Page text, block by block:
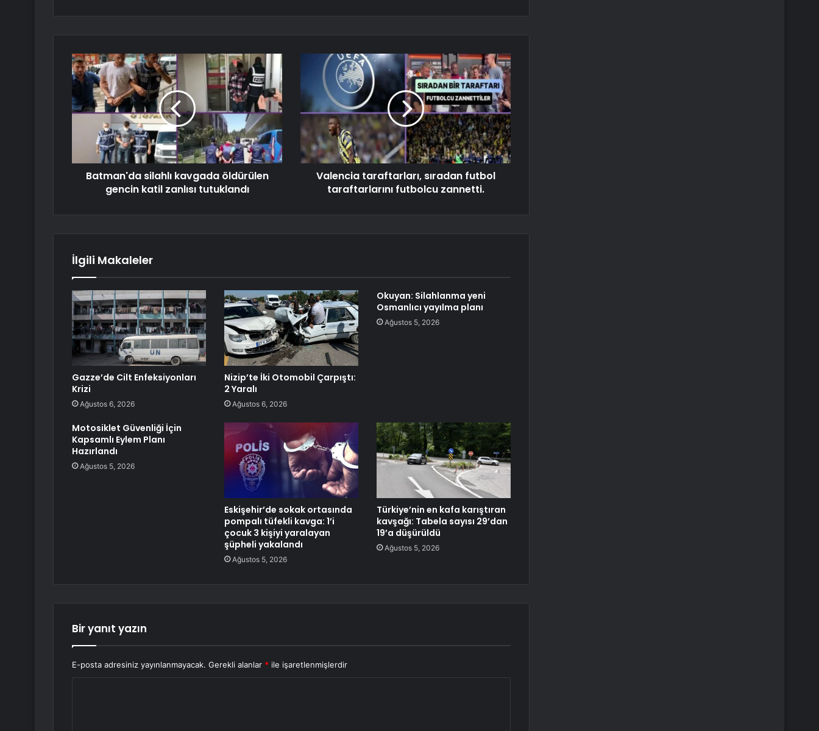
Batman'da silahlı kavgada öldürülen
gencin katil zanlısı tutuklandı
Valencia taraftarları, sıradan futbol
taraftarlarını futbolcu zannetti.
İlgili Makaleler
Gazze’de Cilt Enfeksiyonları
Krizi
Ağustos 6, 2026
Nizip’te İki Otomobil Çarpıştı:
2 Yaralı
Ağustos 6, 2026
Okuyan: Silahlanma yeni
Osmanlıcı yayılma planı
Ağustos 5, 2026
Motosiklet Güvenliği İçin
Kapsamlı Eylem Planı
Hazırlandı
Ağustos 5, 2026
Eskişehir’de sokak ortasında
pompalı tüfekli kavga: 1’i
çocuk 3 kişiyi yaralayan
şüpheli yakalandı
Ağustos 5, 2026
Türkiye’nin en kafa karıştıran
kavşağı: Tabela sayısı 29’dan
19’a düşürüldü
Ağustos 5, 2026
Bir yanıt yazın
E-posta adresiniz yayınlanmayacak. Gerekli alanlar * ile işaretlenmişlerdir